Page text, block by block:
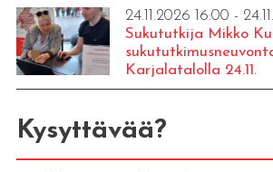
24.11.2026 16:00 -
Sukututkija Mikko
Karjalatalolla 24.11.
Kysyttävää?